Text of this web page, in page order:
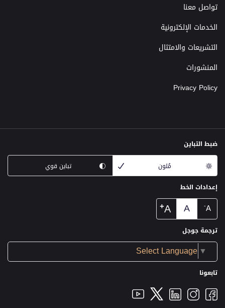
تواصل معنا
الخدمات الإلكترونية
التشريعات والامتثال
المنشورات
Privacy Policy
ضبط التباين
مُلون
تباين قوي
إعدادات الخط
A
-
A
A
+
ترجمة جوجل
Select Language▼
تابعونا